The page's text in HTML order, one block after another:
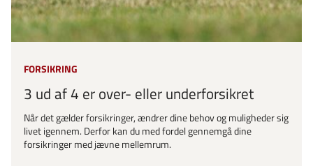
FORSIKRING
3 ud af 4 er over- eller underforsikret
Når det gælder forsikringer, ændrer dine behov og muligheder sig
livet igennem. Derfor kan du med fordel gennemgå dine
forsikringer med jævne mellemrum.